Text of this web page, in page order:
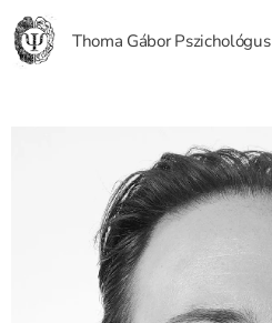
Thoma Gábor Pszichológus